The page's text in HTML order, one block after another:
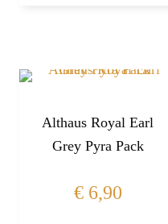
Althaus Royal Earl
Grey Pyra Pack
€6,90